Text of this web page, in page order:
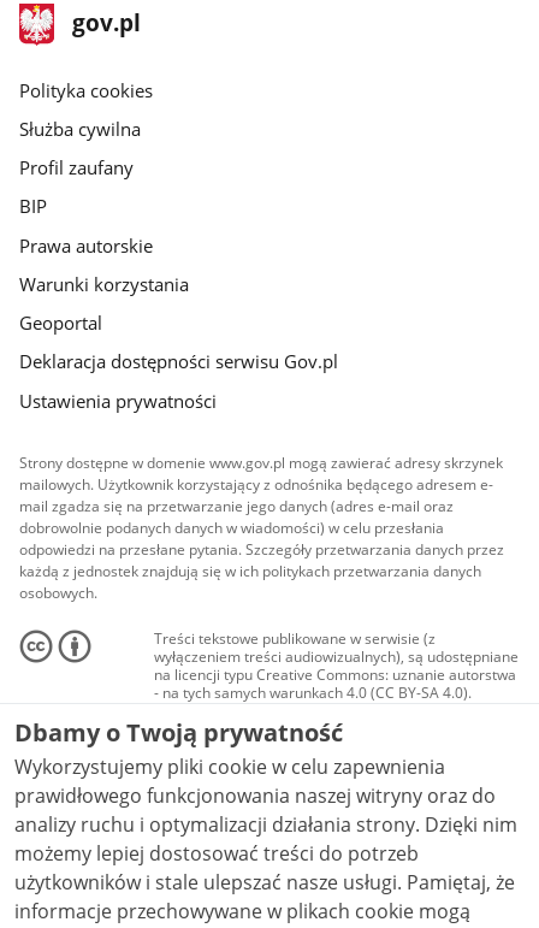
stopka
gov.pl
Strona
gov.pl
gov.pl
Polityka cookies
Służba cywilna
Profil zaufany
BIP
Prawa autorskie
Warunki korzystania
Geoportal
Deklaracja dostępności serwisu Gov.pl
Ustawienia prywatności
Strony dostępne w domenie www.gov.pl mogą zawierać adresy skrzynek
mailowych. Użytkownik korzystający z odnośnika będącego adresem e-
mail zgadza się na przetwarzanie jego danych (adres e-mail oraz
dobrowolnie podanych danych w wiadomości) w celu przesłania
odpowiedzi na przesłane pytania. Szczegóły przetwarzania danych przez
każdą z jednostek znajdują się w ich politykach przetwarzania danych
osobowych.
Treści tekstowe publikowane w serwisie (z
wyłączeniem treści audiowizualnych), są udostępniane
na licencji typu Creative Commons: uznanie autorstwa
- na tych samych warunkach 4.0 (CC BY-SA 4.0).
Materiały audiowizualne, w tym zdjęcia, materiały
audio i wideo, są udostępniane na licencji typu
Creative Commons: uznanie autorstwa użycie
niekomercyjne - bez utworów zależnych 4.0 (CC BY-
NC-ND 4.0), o ile nie jest to stwierdzone inaczej.
Dbamy o Twoją prywatność
Wykorzystujemy pliki cookie w celu zapewnienia
prawidłowego funkcjonowania naszej witryny oraz do
analizy ruchu i optymalizacji działania strony. Dzięki nim
możemy lepiej dostosować treści do potrzeb
użytkowników i stale ulepszać nasze usługi. Pamiętaj, że
informacje przechowywane w plikach cookie mogą